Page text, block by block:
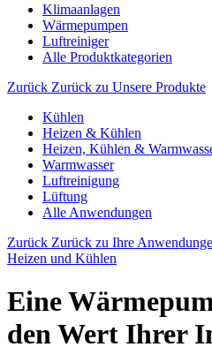
Klimaanlagen
Wärmepumpen
Luftreiniger
Alle Produktkategorien
Zurück Zurück zu Unsere Produkte
Kühlen
Heizen & Kühlen
Heizen, Kühlen &
Warmwasser
Luftreinigung
Lüftung
Alle Anwendungen
Zurück Zurück zu Ihre
Heizen und Kühlen
Eine
den Wert Ihrer